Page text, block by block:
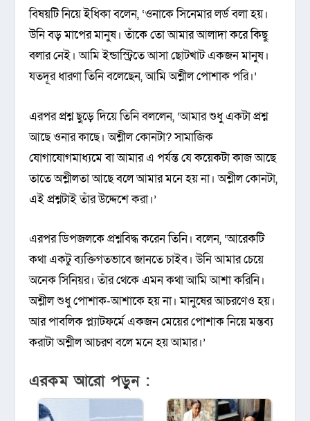
বিষয়টি নিয়ে ইধিকা বলেন, ‘ওনাকে সিনেমার লর্ড বলা হয়।
উনি বড় মাপের মানুষ। তাঁকে তো আমার আলাদা করে কিছু
বলার নেই। আমি ইন্ডাস্ট্রিতে আসা ছোটখাট একজন মানুষ।
যতদূর ধারণা তিনি বলেছেন, আমি অশ্লীল পোশাক পরি।’
এরপর প্রশ্ন ছুড়ে দিয়ে তিনি বললেন, ‘আমার শুধু একটা প্রশ্ন
আছে ওনার কাছে। অশ্লীল কোনটা? সামাজিক
যোগাযোগমাধ্যমে বা আমার এ পর্যন্ত যে কয়েকটা কাজ আছে
তাতে অশ্লীলতা আছে বলে আমার মনে হয় না। অশ্লীল কোনটা,
এই প্রশ্নটাই তাঁর উদ্দেশে করা।’
এরপর ডিপজলকে প্রশ্নবিদ্ধ করেন তিনি। বলেন, ‘আরেকটি
কথা একটু ব্যক্তিগতভাবে জানতে চাইব। উনি আমার চেয়ে
অনেক সিনিয়র। তাঁর থেকে এমন কথা আমি আশা করিনি।
অশ্লীল শুধু পোশাক-আশাকে হয় না। মানুষের আচরণেও হয়।
আর পাবলিক প্ল্যাটফর্মে একজন মেয়ের পোশাক নিয়ে মন্তব্য
করাটা অশ্লীল আচরণ বলে মনে হয় আমার।’
এরকম আরো পড়ুন :